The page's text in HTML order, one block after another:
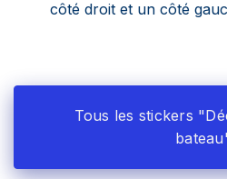
côté droit et un côté
Tous les stickers